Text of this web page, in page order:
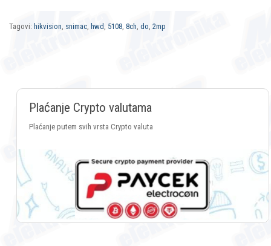
Tagovi: hikvision, snimac, hwd, 5108, 8ch, do, 2mp
Plaćanje Crypto valutama
Plaćanje putem svih vrsta Crypto valuta